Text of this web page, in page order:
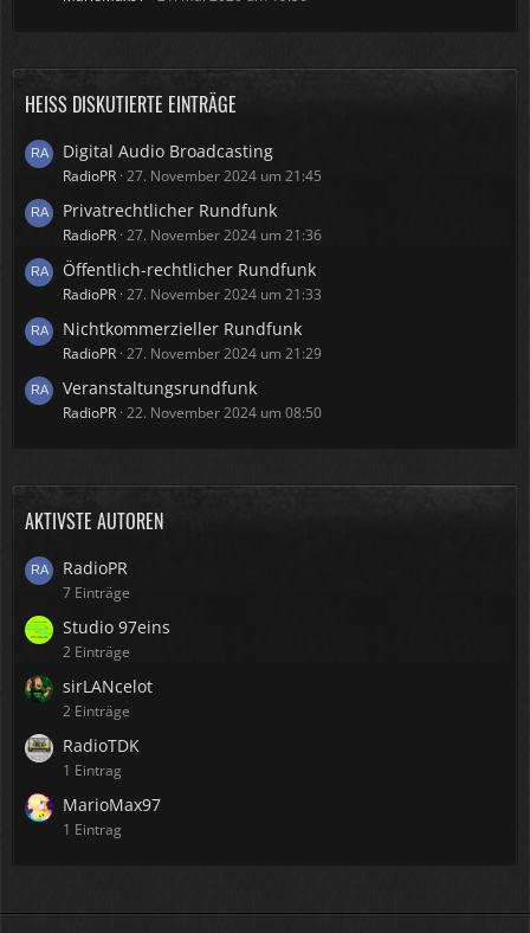
HEISS DISKUTIERTE EINTRÄGE
Digital Audio Broadcasting
RadioPR 27. November 2024 um 21:45
Privatrechtlicher Rundfunk
RadioPR 27. November 2024 um 21:36
Öffentlich-rechtlicher Rundfunk
RadioPR 27. November 2024 um 21:33
Nichtkommerzieller Rundfunk
RadioPR 27. November 2024 um 21:29
Veranstaltungsrundfunk
RadioPR 22. November 2024 um 08:50
AKTIVSTE AUTOREN
RadioPR
7 Einträge
Studio 97eins
2 Einträge
sirLANcelot
2 Einträge
RadioTDK
1 Eintrag
MarioMax97
1 Eintrag